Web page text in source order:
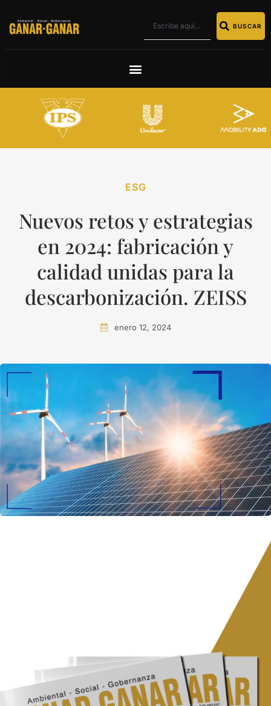
BUSCAR
ESG
Nuevos retos y estrategias
en 2024: fabricación y
calidad unidas para la
descarbonización. ZEISS
enero 12, 2024